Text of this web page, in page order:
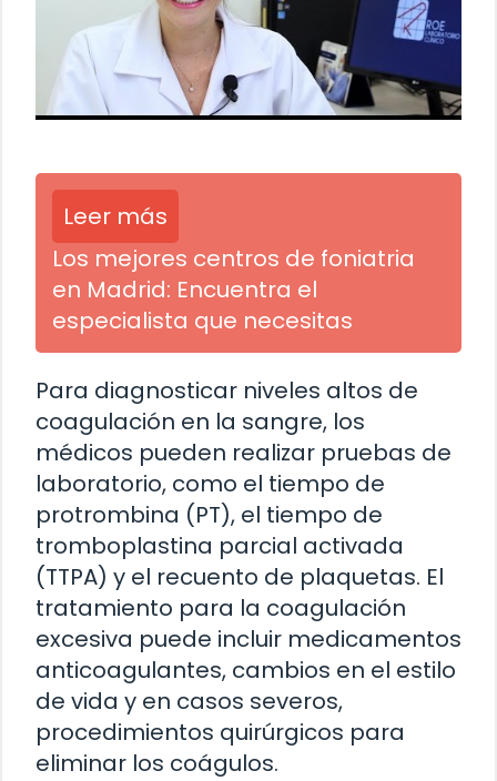
Leer más
Los mejores centros de foniatria
en Madrid: Encuentra el
especialista que necesitas
Para diagnosticar niveles altos de
coagulación en la sangre, los
médicos pueden realizar pruebas de
laboratorio, como el tiempo de
protrombina (PT), el tiempo de
tromboplastina parcial activada
(TTPA) y el recuento de plaquetas. El
tratamiento para la coagulación
excesiva puede incluir medicamentos
anticoagulantes, cambios en el estilo
de vida y en casos severos,
procedimientos quirúrgicos para
eliminar los coágulos.